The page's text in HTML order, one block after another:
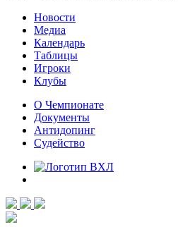
Новости
Медиа
Календарь
Таблицы
Игроки
Клубы
О Чемпионате
Документы
Антидопинг
Судейство